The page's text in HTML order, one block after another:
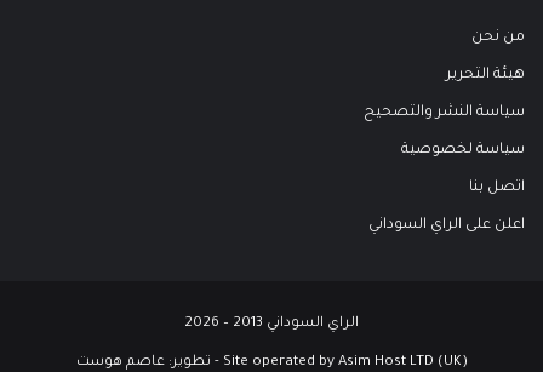
من نحن
هيئة التحرير
سياسة النشر والتصحيح
سياسة لخصوصية
اتصل بنا
اعلن على الراي السوداني
الراي السوداني 2013 – 2026
Site operated by Asim Host LTD (UK) - تطوير: عاصم هوست